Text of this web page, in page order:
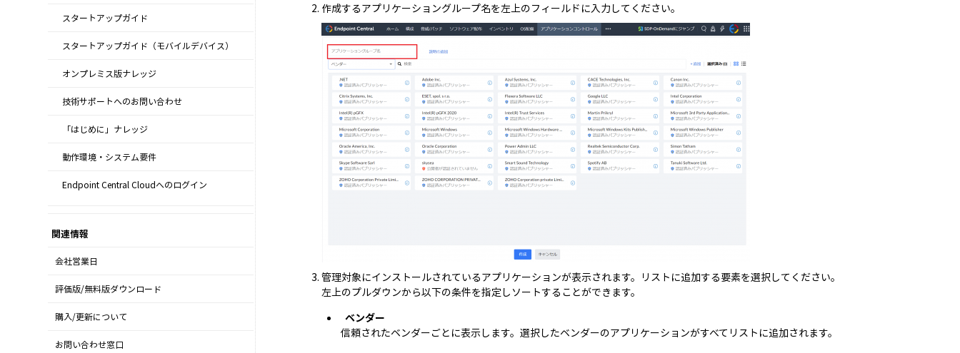
スタートアップガイド
スタートアップガイド（モバイルデバイス）
オンプレミス版ナレッジ
技術サポートへのお問い合わせ
「はじめに」ナレッジ
動作環境・システム要件
Endpoint Central Cloudへのログイン
関連情報
会社営業日
評価版/無料版ダウンロード
購入/更新について
お問い合わせ窓口
作成するアプリケーショングループ名を左上のフィールドに入力してください。
管理対象にインストールされているアプリケーションが表示されます。リストに追加する要素を選択してください。
左上のプルダウンから以下の条件を指定しソートすることができます。
ベンダー
信頼されたベンダーごとに表示します。選択したベンダーのアプリケーションがすべてリストに追加されます。